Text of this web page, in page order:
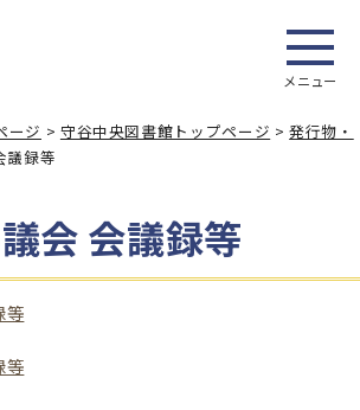
メニュー
ージ > 守谷中央図書館トップページ >発行物・
議録等
会 会議録等
等
等